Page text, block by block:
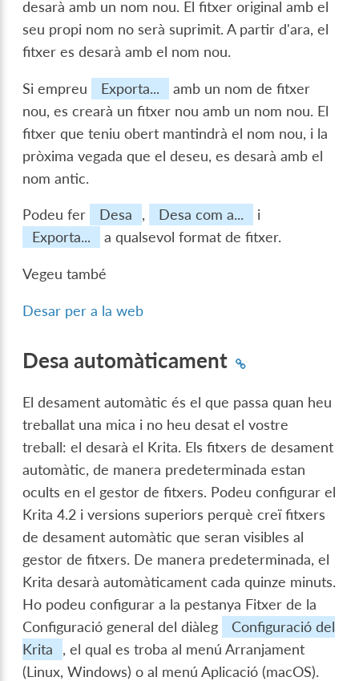
desarà amb un nom nou. El fitxer original amb el
seu propi nom no serà suprimit. A partir d'ara, el
fitxer es desarà amb el nom nou.
Si empreu Exporta...
amb un nom de fitxer
nou, es crearà un fitxer nou amb un nom nou. El
fitxer que teniu obert mantindrà el nom nou, i la
pròxima vegada que el deseu, es desarà amb el
nom antic.
Podeu fer Desa , Desa com a...
i
Exporta...
a qualsevol format de fitxer.
Vegeu també
Desar per a la web
Desa automàticament
El desament automàtic és el que passa quan heu
treballat una mica i no heu desat el vostre
treball: el desarà el Krita. Els fitxers de desament
automàtic, de manera predeterminada estan
ocults en el gestor de fitxers. Podeu configurar el
Krita 4.2 i versions superiors perquè creï fitxers
de desament automàtic que seran visibles al
gestor de fitxers. De manera predeterminada, el
Krita desarà automàticament cada quinze minuts.
Ho podeu configurar a la pestanya Fitxer de la
Configuració general del diàleg
Configuració del
Krita
, el qual es troba al menú Arranjament
(Linux, Windows) o al menú Aplicació (macOS).